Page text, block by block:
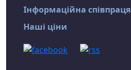
Інформаційна співпраця
Наші ціни